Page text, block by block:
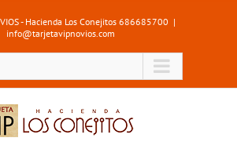
- Hacienda Los Conejitos 686685700 |
info@tarjetavipnovios.com